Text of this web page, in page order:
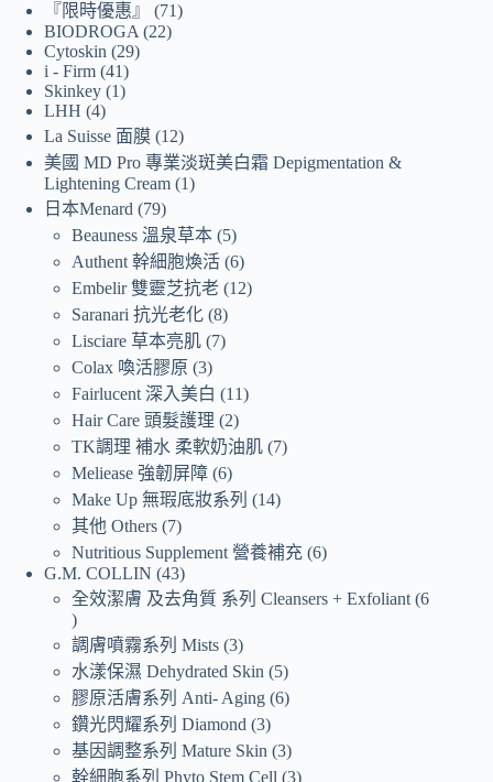
『限時優惠』
71
BIODROGA
22
Cytoskin
29
i - Firm 41
Skinkey 1
LHH 4
La Suisse 面膜 12
美國 MD Pro 專業淡斑美白霜 Depigmentation &
Lightening Cream 1
日本Menard
79
Beauness 溫泉草本 5
Authent 幹細胞煥活 6
Embelir 雙靈芝抗老 12
Saranari 抗光老化 8
Lisciare 草本亮肌 7
Colax 喚活膠原 3
Fairlucent 深入美白
11
Hair Care 頭髮護理
2
TK調理 補水 柔軟奶油肌 7
Meliease 強韌屏障 6
Make Up 無瑕底妝系列
14
其他 Others 7
Nutritious Supplement 營養補充 6
G.M. COLLIN 43
全效潔膚 及去角質 系列 Cleansers + Exfoliant 6
調膚噴霧系列 Mists 3
水漾保濕 Dehydrated Skin
5
膠原活膚系列 Anti- Aging 6
鑽光閃耀系列 Diamond 3
基因調整系列 Mature Skin 3
幹細胞系列 Phyto Stem Cell 3